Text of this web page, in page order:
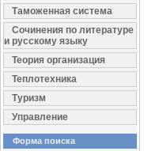
Таможенная система
Сочинения по литературе
и русскому языку
Теория организация
Теплотехника
Туризм
Управление
Форма поиска